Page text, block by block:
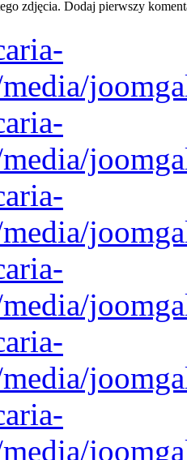
zdjęcia. Dodaj pierwszy